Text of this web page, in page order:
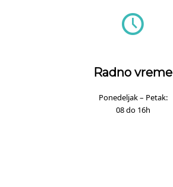
Radno vreme
Ponedeljak – Petak:
08 do 16h